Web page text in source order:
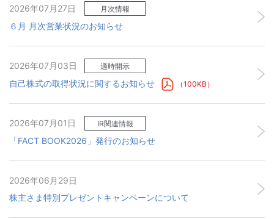
2026年07月27日 月次情報
６月 月次営業状況のお知らせ
2026年07月03日 適時開示
自己株式の取得状況に関するお知らせ （100KB）
2026年07月01日 IR関連情報
「FACT BOOK2026」発行のお知らせ
2026年06月29日
株主さま特別プレゼントキャンペーンについて